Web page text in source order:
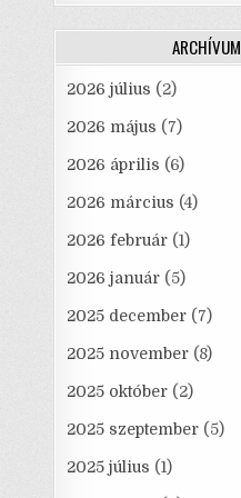
ARCHÍVUM
2026 július (2)
2026 május (7)
2026 április (6)
2026 március (4)
2026 február (1)
2026 január (5)
2025 december (7)
2025 november (8)
2025 október (2)
2025 szeptember (5)
2025 július (1)